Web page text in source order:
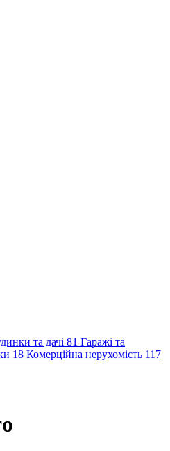
та дачі 81 Гаражі та
18 Комерційна нерухомість 117